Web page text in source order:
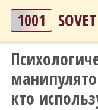
1001 SOVET
кто